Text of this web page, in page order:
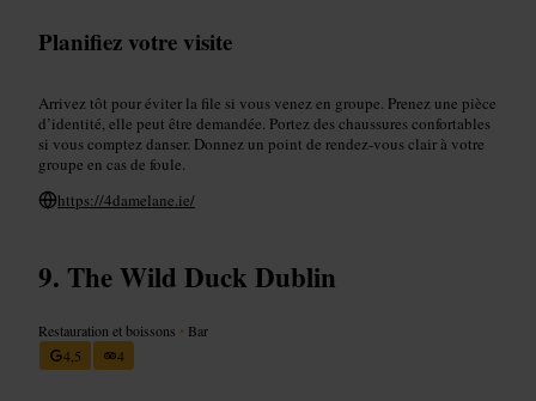
Planifiez votre visite
Arrivez tôt pour éviter la file si vous venez en groupe. Prenez une pièce
d’identité, elle peut être demandée. Portez des chaussures confortables
si vous comptez danser. Donnez un point de rendez-vous clair à votre
groupe en cas de foule.
https://4damelane.ie/
The Wild Duck Dublin
Restauration et boissons • Bar
4,5
4